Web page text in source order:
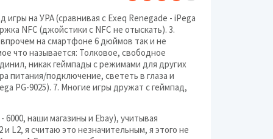
на УРА (сравнивая с Exeq Renegade - iPega
NFC (джойстики с NFC не отыскать). 3.
на смартфоне 6 дюймов так и не
что называется: Толковое, свободное
никак геймпады с режимами для других
питания/подключение, свететь в глаза и
PG-9025). 7. Многие игры дружат с геймпад,
6000, наши магазины и Ebay), учитывая
L2, я считаю это незначительным, я этого не